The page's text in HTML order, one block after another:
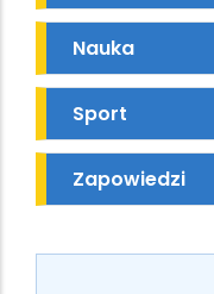
Nauka
Sport
Zapowiedzi